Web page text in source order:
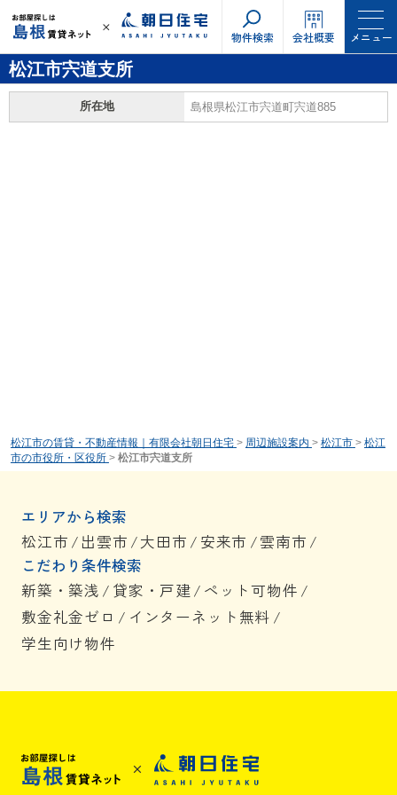
物件検索 会社概要 メニュー
松江市宍道支所
所在地 島根県松江市宍道町宍道885
松江市の賃貸・不動産情報｜有限会社朝日住宅 > 周辺施設案内 > 松江市 > 松江
市の市役所・区役所 > 松江市宍道支所
エリアから検索
松江市 / 出雲市 /大田市 / 安来市 /雲南市 /
こだわり条件検索
新築・築浅 / 貸家・戸建/ ペット可物件 /
敷金礼金ゼロ / インターネット無料 /
学生向け物件